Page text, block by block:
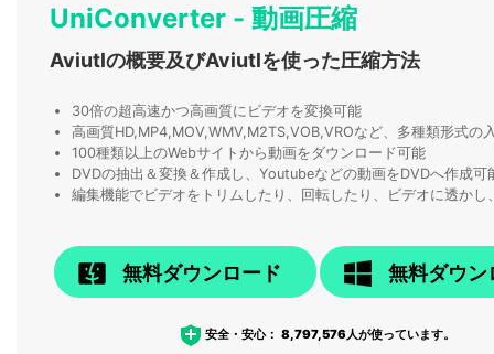
UniConverter - 動画圧縮
Aviutlの概要及びAviutlを使った圧縮方法
30倍の超高速かつ高画質にビデオを変換可能
高画質HD,MP4,MOV,WMV,M2TS,VOB,VROなど、多種類形式の
100種類以上のWebサイトから動画をダウンロード可能
DVDの抽出＆変換＆作成し、Youtubeなどの動画をDVDへ作成可
編集機能でビデオをトリムしたり、回転したり、ビデオに透か
無料ダウンロード 無料ダウン
安全・安心：8,797,576人が使っています。